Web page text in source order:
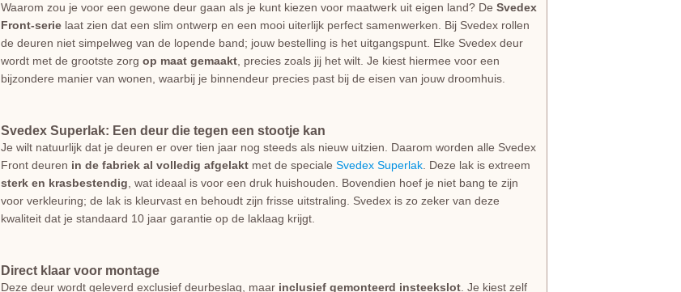
Waarom zou je voor een gewone deur gaan als je kunt kiezen voor maatwerk uit eigen land? De Svedex
Front-serie laat zien dat een slim ontwerp en een mooi uiterlijk perfect samenwerken. Bij Svedex rollen
de deuren niet simpelweg van de lopende band; jouw bestelling is het uitgangspunt. Elke Svedex deur
wordt met de grootste zorg op maat gemaakt , precies zoals jij het wilt. Je kiest hiermee voor een
bijzondere manier van wonen, waarbij je binnendeur precies past bij de eisen van jouw droomhuis.
Svedex Superlak: Een deur die tegen een stootje kan
Je wilt natuurlijk dat je deuren er over tien jaar nog steeds als nieuw uitzien. Daarom worden alle Svedex
Front deuren in de fabriek al volledig afgelakt met de speciale Svedex Superlak . Deze lak is extreem
sterk en krasbestendig , wat ideaal is voor een druk huishouden. Bovendien hoef je niet bang te zijn
voor verkleuring; de lak is kleurvast en behoudt zijn frisse uitstraling. Svedex is zo zeker van deze
kwaliteit dat je standaard 10 jaar garantie op de laklaag krijgt.
Direct klaar voor montage
Deze deur wordt geleverd exclusief deurbeslag, maar inclusief gemonteerd insteekslot . Je kiest zelf